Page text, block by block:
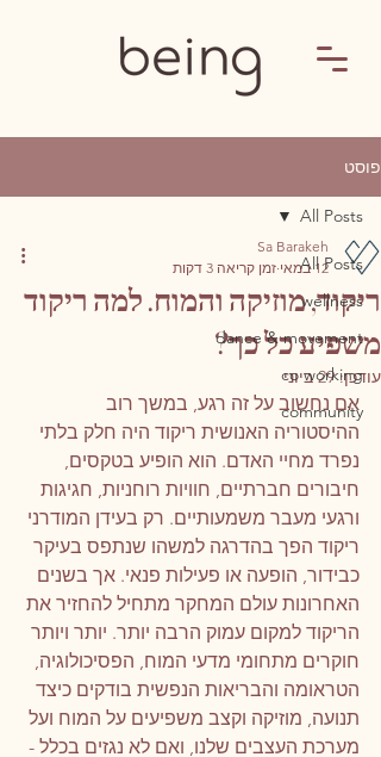
פוסט
All Posts
wellness
dance & movement
co working
community
All Posts
ריקוד, מוזיקה והמוח. למה ריקוד
משפיע כל כך?
Sa Barakeh
12 במאי
זמן קריאה 3 דקות
עודכן:29 ביוני
אם נחשוב על זה רגע, במשך רוב
ההיסטוריה האנושית ריקוד היה חלק בלתי
נפרד מחיי האדם. הוא הופיע בטקסים,
חיבורים חברתיים, חוויות רוחניות, חגיגות
ורגעי מעבר משמעותיים. רק בעידן המודרני
ריקוד הפך בהדרגה למשהו שנתפס בעיקר
כבידור, הופעה או פעילות פנאי. אך בשנים
האחרונות עולם המחקר מתחיל להחזיר את
הריקוד למקום עמוק הרבה יותר. יותר ויותר
חוקרים מתחומי מדעי המוח, הפסיכולוגיה,
הטראומה והבריאות הנפשית בודקים כיצד
תנועה, מוזיקה וקצב משפיעים על המוח ועל
מערכת העצבים שלנו, ואם לא נגזים בכלל -